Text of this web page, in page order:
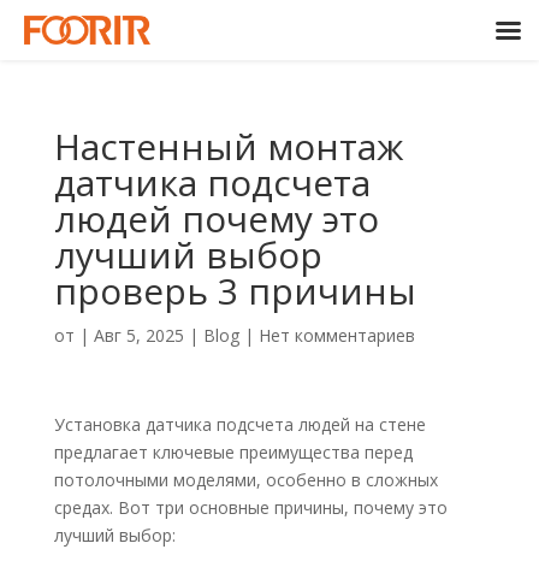
Настенный монтаж
датчика подсчета
людей почему это
лучший выбор
проверь 3 причины
от | Авг 5, 2025 | Blog| Нет комментариев
Установка датчика подсчета людей на стене
предлагает ключевые преимущества перед
потолочными моделями, особенно в сложных
средах. Вот три основные причины, почему это
лучший выбор: